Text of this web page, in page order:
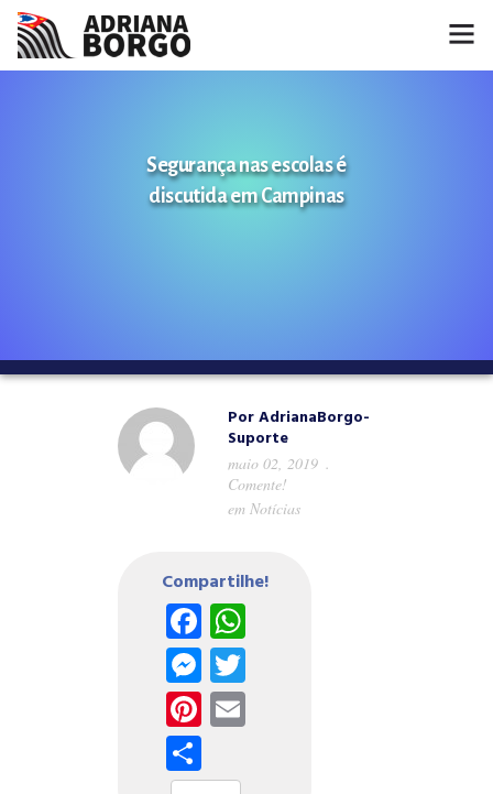
CONHEÇA A ADRIANA
Segurança nas escolas é
discutida em Campinas
PorAdrianaBorgo-
Suporte
maio 02, 2019
Comente!
em Notícias
Compartilhe!
Facebook
WhatsApp
Messenger
Twitter
Pinterest
Email
Share